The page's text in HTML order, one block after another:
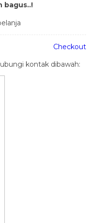
bagus..!
Checkout
kontak dibawah: